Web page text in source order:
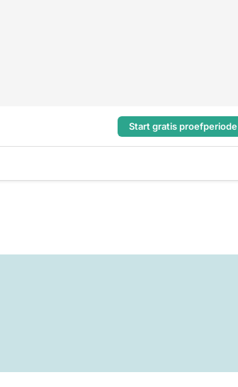
Start gratis proefperiode